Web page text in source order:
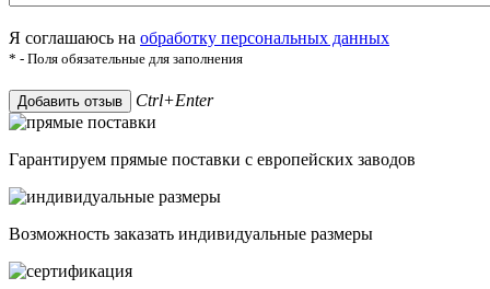
Я соглашаюсь на обработку персональных данных
* - Поля обязательные для заполнения
Добавить отзыв Ctrl+Enter
Гарантируем прямые поставки с европейских заводов
Возможность заказать индивидуальные размеры